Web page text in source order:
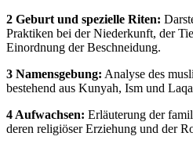
2 Geburt und spezielle Riten:
Praktiken bei der Niederkunft, der
Einordnung der Beschneidung.
3 Namensgebung: Analyse des
bestehend aus Kunyah, Ism und
4 Aufwachsen: Erläuterung der
deren religiöser Erziehung und der